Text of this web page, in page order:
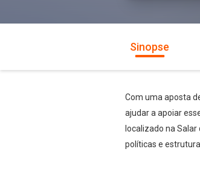
Sinopse
Com uma aposta
ajudar a apoiar
localizado na
políticas e